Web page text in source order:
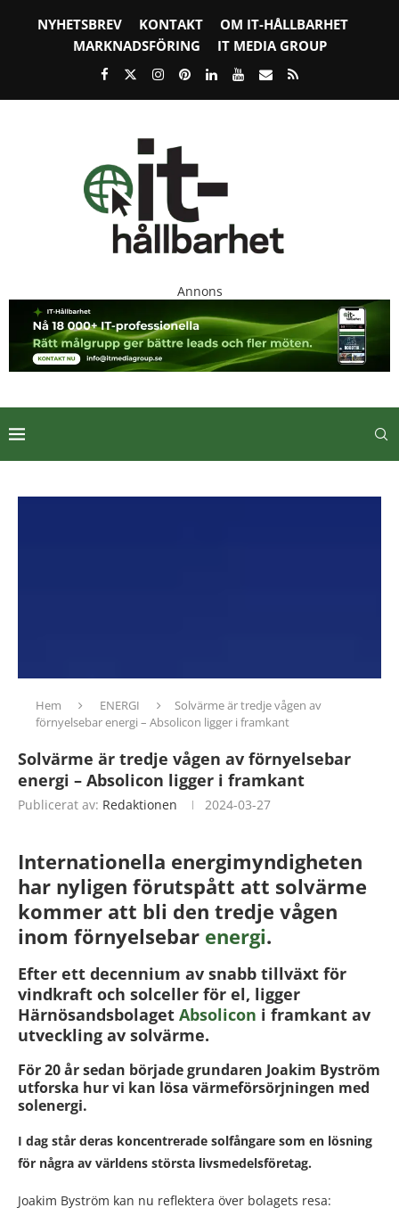
NYHETSBREV KONTAKT
OM IT-HÅLLBARHET
MARKNADSFÖRING
IT MEDIA GROUP
Annons
Hem ENERGI
Solvärme är tredje vågen av
förnyelsebar energi – Absolicon ligger i framkant
Solvärme är tredje vågen av förnyelsebar
energi – Absolicon ligger i framkant
Publicerat av: Redaktionen 2024-03-27
Internationella energimyndigheten
har nyligen förutspått att solvärme
kommer att bli den tredje vågen
inom förnyelsebar energi.
Efter ett decennium av snabb tillväxt för
vindkraft och solceller för el, ligger
Härnösandsbolaget Absolicon i framkant av
utveckling av solvärme.
För 20 år sedan började grundaren Joakim Byström
utforska hur vi kan lösa värmeförsörjningen med
solenergi.
I dag står deras koncentrerade solfångare som en lösning
för några av världens största livsmedelsföretag.
Joakim Byström kan nu reflektera över bolagets resa: